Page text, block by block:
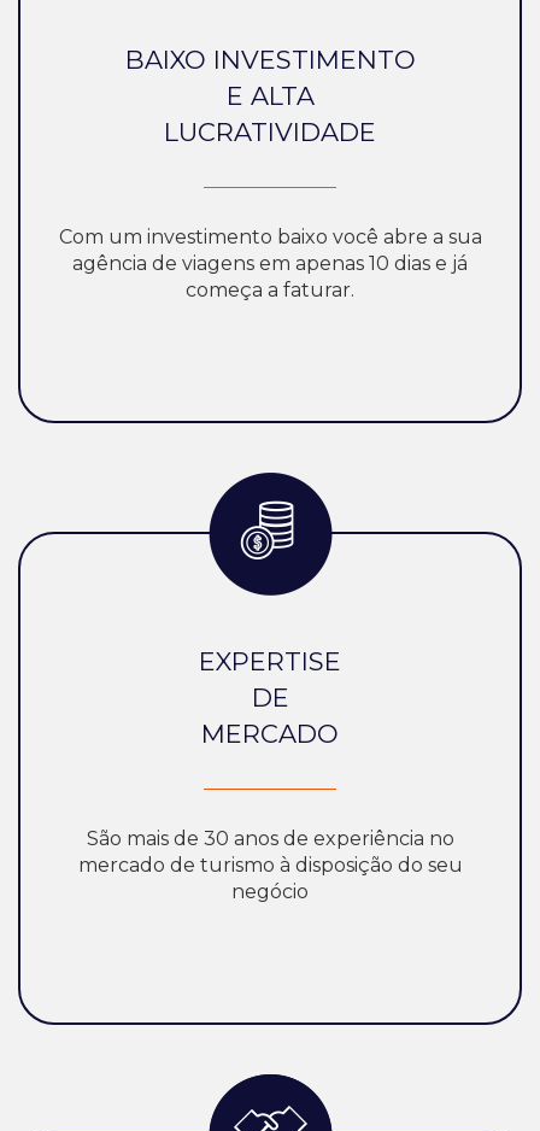
BAIXO INVESTIMENTO
E ALTA
LUCRATIVIDADE
Com um investimento baixo você abre a sua
agência de viagens em apenas 10 dias e já
começa a faturar.
EXPERTISE
DE
MERCADO
São mais de 30 anos de experiência no
mercado de turismo à disposição do seu
negócio